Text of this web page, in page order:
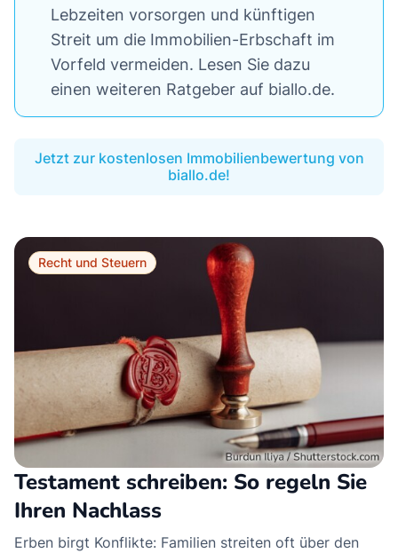
Lebzeiten vorsorgen und künftigen
Streit um die Immobilien-Erbschaft im
Vorfeld vermeiden. Lesen Sie dazu
einen weiteren Ratgeber auf biallo.de.
Jetzt zur kostenlosen Immobilienbewertung von
biallo.de!
Recht und Steuern
Testament schreiben: So regeln Sie
Ihren Nachlass
Erben birgt Konflikte: Familien streiten oft über den